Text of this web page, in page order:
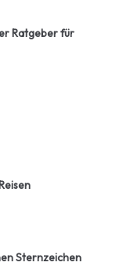
Ratgeber für
Sternzeichen